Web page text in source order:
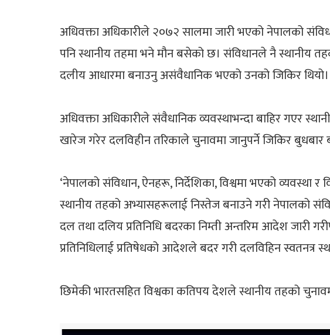
अधिवक्ता अधिकारीले २०७२ सालमा जारी भएको नेपालको
पनि स्थानीय तहमा भने मौन बसेको छ। संविधानले नै स्थानीय
दलीय आधारमा बनाउनु असंवैधानिक भएको उनको जिकिर थियो।
अधिवक्ता अधिकारीले संवैधानिक व्यवस्थाभन्दा बाहिर गएर
खारेज गरेर दलविहीन तरिकाले चुनावमा जानुपर्ने जिकिर बुधबार
‘नेपालको संविधान, ऐनहरू, निर्देशिका, विश्वमा भएको
स्थानीय तहको अभ्यासहरूलाई निस्तेज बनाउने गरी नेपालको
दल तथा दलिय प्रतिनिधि बदरका निम्ती अन्तरिम आदेश जारी
प्रतिनिधिलाई प्रतिषेधको आदेशले बदर गरी दलविहिन स्वतनत्र
छिमेकी भारतसहित विश्वका कतिपय देशले स्थानीय तहको